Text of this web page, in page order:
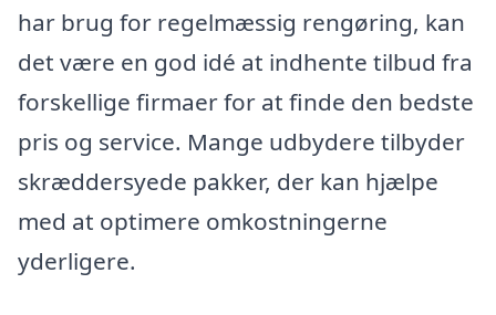
har brug for regelmæssig rengøring, kan
det være en god idé at indhente tilbud fra
forskellige firmaer for at finde den bedste
pris og service. Mange udbydere tilbyder
skræddersyede pakker, der kan hjælpe
med at optimere omkostningerne
yderligere.